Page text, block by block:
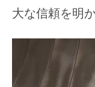
大な信頼を明か